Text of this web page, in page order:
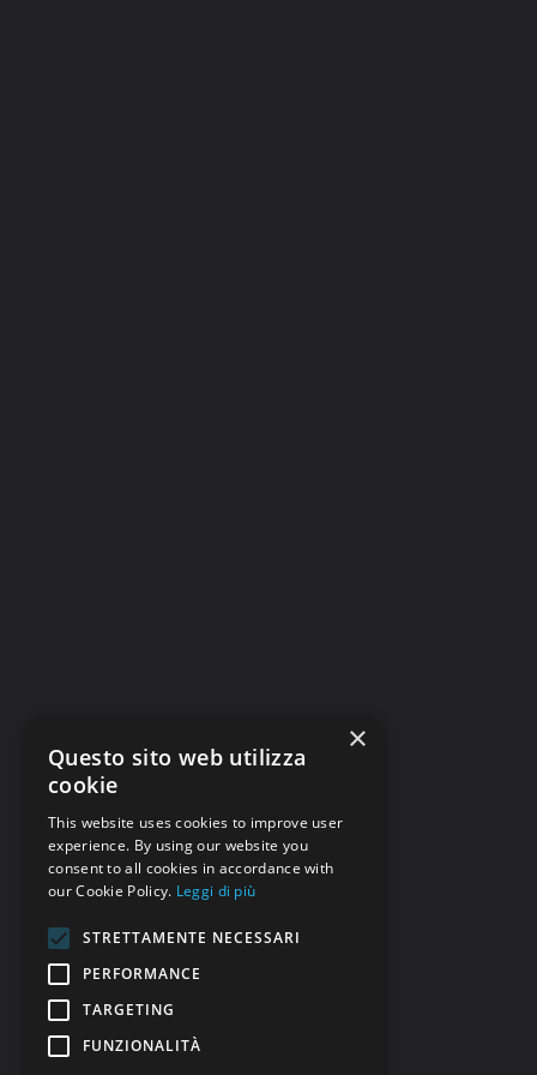
×
Questo sito web utilizza
cookie
This website uses cookies to improve user
experience. By using our website you
consent to all cookies in accordance with
our Cookie Policy. Leggi di più
STRETTAMENTE NECESSARI
PERFORMANCE
TARGETING
FUNZIONALITÀ